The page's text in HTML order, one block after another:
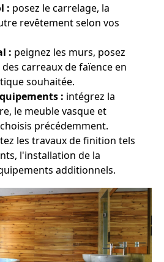
: posez le carrelage, la
revêtement selon vos
: peignez les murs, posez
carreaux de faïence en
souhaitée.
: intégrez la
le meuble vasque et
précédemment.
les travaux de finition tels
l'installation de la
additionnels.